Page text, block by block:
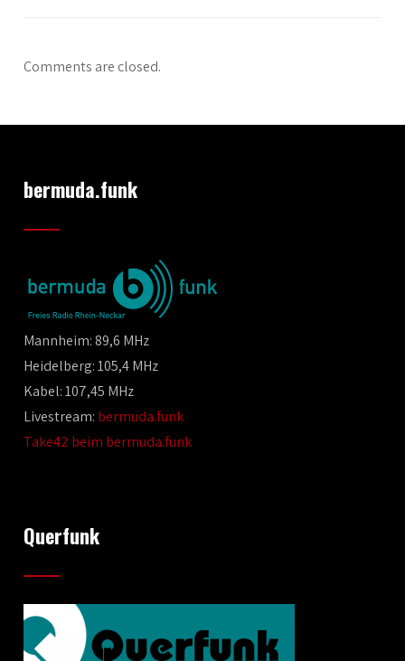
Comments are closed.
bermuda.funk
Mannheim: 89,6 MHz
Heidelberg: 105,4 MHz
Kabel: 107,45 MHz
Livestream: bermuda.funk
Take42 beim bermuda.funk
Querfunk